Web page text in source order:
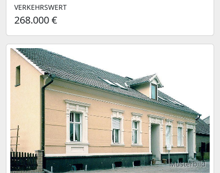
VERKEHRSWERT
268.000 €
Musterbild